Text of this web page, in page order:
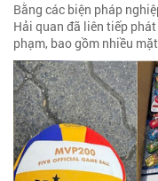
Bằng các biện pháp
Hải quan đã liên tiếp
phạm, bao gồm nhiều